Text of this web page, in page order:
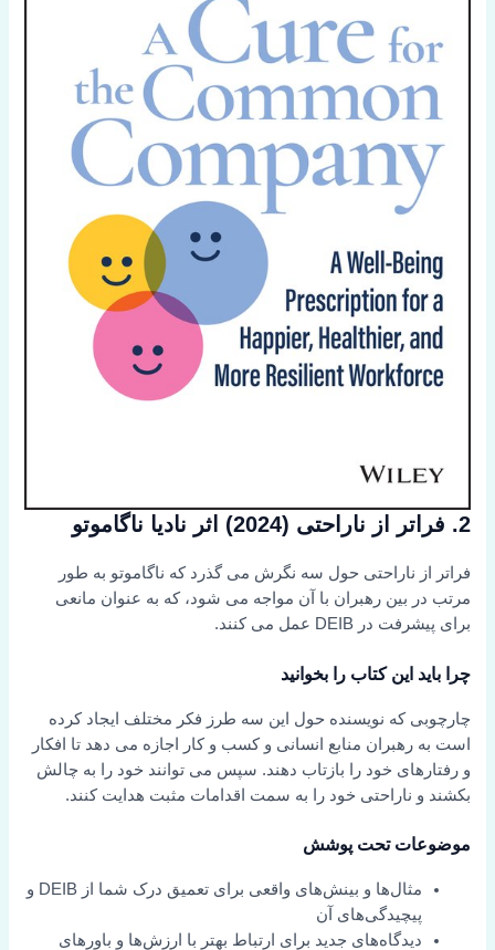
2. فراتر از ناراحتی (2024) اثر نادیا ناگاموتو
فراتر از ناراحتی حول سه نگرش می گذرد که ناگاموتو به طور
مرتب در بین رهبران با آن مواجه می شود، که به عنوان مانعی
برای پیشرفت در DEIB عمل می کنند.
چرا باید این کتاب را بخوانید
چارچوبی که نویسنده حول این سه طرز فکر مختلف ایجاد کرده
است به رهبران منابع انسانی و کسب و کار اجازه می دهد تا افکار
و رفتارهای خود را بازتاب دهند. سپس می توانند خود را به چالش
بکشند و ناراحتی خود را به سمت اقدامات مثبت هدایت کنند.
موضوعات تحت پوشش
مثال‌ها و بینش‌های واقعی برای تعمیق درک شما از DEIB و
پیچیدگی‌های آن
دیدگاه‌های جدید برای ارتباط بهتر با ارزش‌ها و باورهای